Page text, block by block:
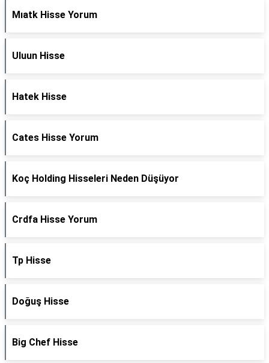
Mıatk Hisse Yorum
Uluun Hisse
Hatek Hisse
Cates Hisse Yorum
Koç Holding Hisseleri Neden Düşüyor
Crdfa Hisse Yorum
Tp Hisse
Doğuş Hisse
Big Chef Hisse